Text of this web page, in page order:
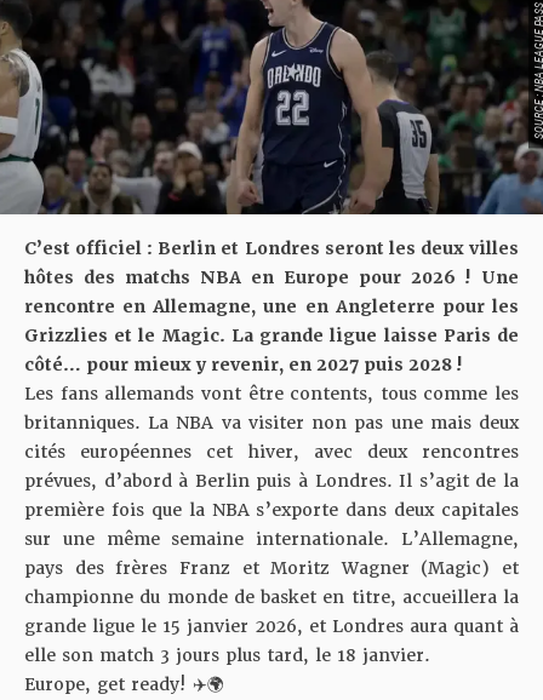
SOURCE :
C’est officiel : Berlin et Londres seront les deux villes
hôtes des matchs NBA en Europe pour 2026 ! Une
rencontre en Allemagne, une en Angleterre pour les
Grizzlies et le Magic. La grande ligue laisse Paris de
côté… pour mieux y revenir, en 2027 puis 2028 !
Les fans allemands vont être contents, tous comme les
britanniques. La NBA va visiter non pas une mais deux
cités européennes cet hiver, avec deux rencontres
prévues, d’abord à Berlin puis à Londres. Il s’agit de la
première fois que la NBA s’exporte dans deux capitales
sur une même semaine internationale. L’Allemagne,
pays des frères Franz et Moritz Wagner (Magic) et
championne du monde de basket en titre, accueillera la
grande ligue le 15 janvier 2026, et Londres aura quant à
elle son match 3 jours plus tard, le 18 janvier.
Europe, get ready! ✈️🌍